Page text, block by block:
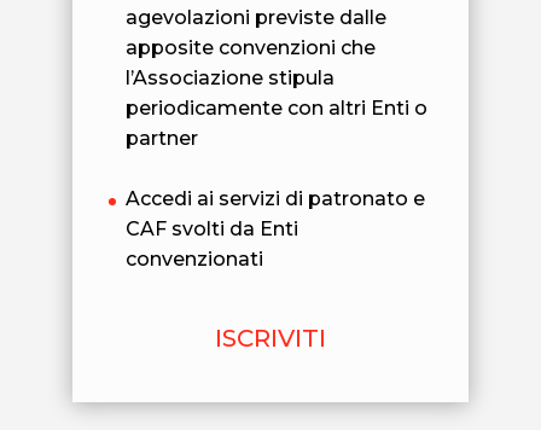
agevolazioni previste dalle
apposite convenzioni che
l’Associazione stipula
periodicamente con altri Enti o
partner
Accedi ai servizi di patronato e
CAF svolti da Enti
convenzionati
ISCRIVITI